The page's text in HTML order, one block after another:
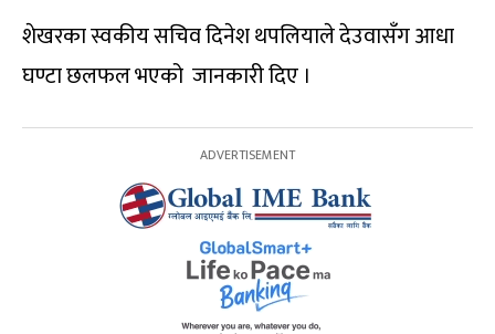
शेखरका स्वकीय सचिव दिनेश थपलियाले देउवासँग आधा
घण्टा छलफल भएको जानकारी दिए ।